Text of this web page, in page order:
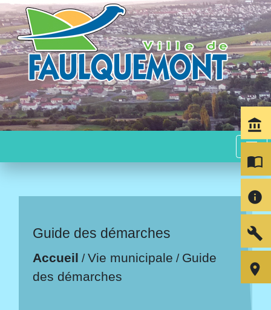
menu
Guide des démarches
Accueil /Vie municipale / Guide
des démarches
account_balance
import_contacts
info
build
room